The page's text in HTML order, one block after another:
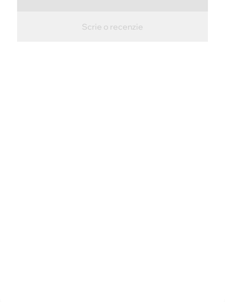
Scrie o recenzie